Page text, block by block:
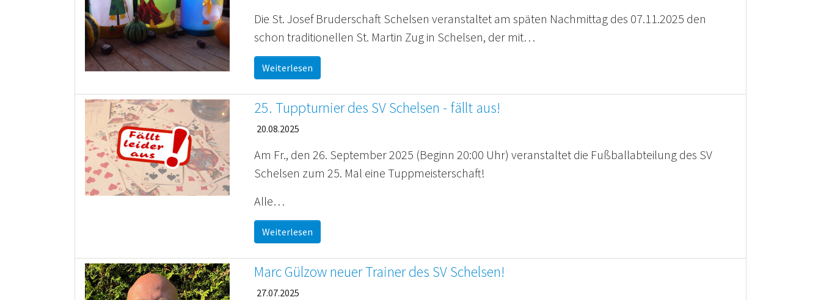
Die St. Josef Bruderschaft Schelsen veranstaltet am späten Nachmittag des 07.11.2025 den
schon traditionellen St. Martin Zug in Schelsen, der mit…
Weiterlesen
25. Tuppturnier des SV Schelsen - fällt aus!
20.08.2025
Am Fr., den 26. September 2025 (Beginn 20:00 Uhr) veranstaltet die Fußballabteilung des SV
Schelsen zum 25. Mal eine Tuppmeisterschaft!
Alle…
Weiterlesen
Marc Gülzow neuer Trainer des SV Schelsen!
27.07.2025